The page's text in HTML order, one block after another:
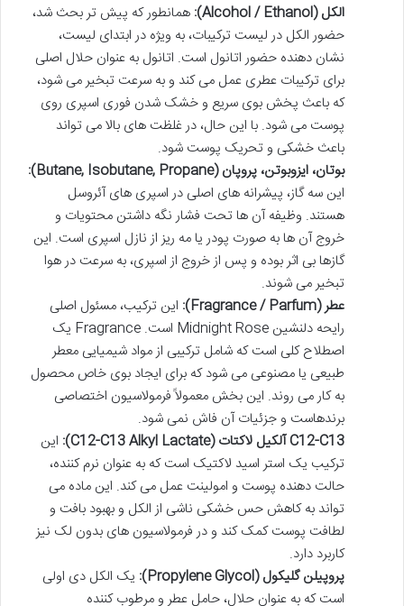
الکل (Alcohol / Ethanol):
همانطور که پیش تر بحث شد،
حضور الکل در لیست ترکیبات، به ویژه در ابتدای لیست،
نشان دهنده حضور اتانول است. اتانول به عنوان حلال اصلی
برای ترکیبات عطری عمل می کند و به سرعت تبخیر می شود،
که باعث پخش بوی سریع و خشک شدن فوری اسپری روی
پوست می شود. با این حال، در غلظت های بالا می تواند
باعث خشکی و تحریک پوست شود.
بوتان، ایزوبوتن، پروپان (Butane, Isobutane, Propane):
این سه گاز، پیشرانه های اصلی در اسپری های آئروسل
هستند. وظیفه آن ها تحت فشار نگه داشتن محتویات و
خروج آن ها به صورت پودر یا مه ریز از نازل اسپری است. این
گازها بی اثر بوده و پس از خروج از اسپری، به سرعت در هوا
تبخیر می شوند.
عطر (Fragrance / Parfum):
این ترکیب، مسئول اصلی
رایحه دلنشین Midnight Rose است. Fragrance یک
اصطلاح کلی است که شامل ترکیبی از مواد شیمیایی معطر
طبیعی یا مصنوعی می شود که برای ایجاد بوی خاص محصول
به کار می روند. این بخش معمولاً فرمولاسیون اختصاصی
برندهاست و جزئیات آن فاش نمی شود.
C12-C13 آلکیل لاکتات (C12-C13 Alkyl Lactate):
این
ترکیب یک استر اسید لاکتیک است که به عنوان نرم کننده،
حالت دهنده پوست و امولینت عمل می کند. این ماده می
تواند به کاهش حس خشکی ناشی از الکل و بهبود بافت و
لطافت پوست کمک کند و در فرمولاسیون های بدون لک نیز
کاربرد دارد.
پروپیلن گلیکول (Propylene Glycol):
یک الکل دی اولی
است که به عنوان حلال، حامل عطر و مرطوب کننده